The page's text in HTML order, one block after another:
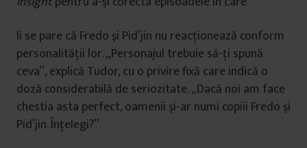
li se pare că Fredo şi Pid’jin nu reacţionează conform
personalităţii lor. „Personajul trebuie să-ţi spună
ceva”, explică Tudor, cu o privire fixă care indică o
doză considerabilă de seriozitate. „Dacă noi am face
chestia asta perfect, oamenii şi-ar numi copiii Fredo şi
Pid’jin. Înţelegi?”